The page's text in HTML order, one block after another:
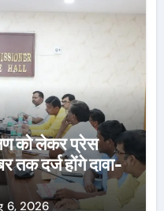
को लेकर प्रेस
तक दर्ज होंगे दावा-
6, 2026